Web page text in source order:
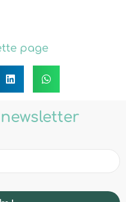
page